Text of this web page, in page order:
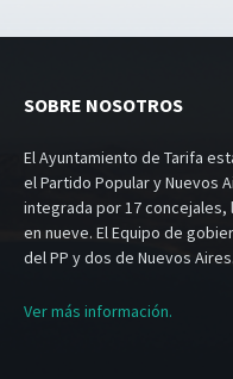
SOBRE NOSOTROS
El Ayuntamiento de Tarifa
el Partido Popular y Nuevos
integrada por 17
en nueve. El Equipo de
del PP y dos de Nuevos Aires.
Ver más información.